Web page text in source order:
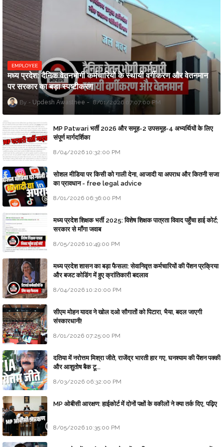
EMPLOYEE
मध्य प्रदेश: दैनिक वेतनभोगी कर्मचारियों के स्थायी वर्गीकरण और वेतनमान
पर सरकार का बड़ा स्पष्टीकरण
Updesh Awasthee 8/01/2026 07:07:00 PM
MP Patwari भर्ती 2026 और समूह-2 उपसमूह-4 अभ्यर्थियों के लिए
संपूर्ण मार्गदर्शिका
8/04/2026 10:32:00 PM
सोशल मीडिया पर किसी को गाली देना, आजादी या अपराध और कितनी सजा
का प्रावधान - free legal advice
8/01/2026 06:36:00 PM
मध्य प्रदेश शिक्षक भर्ती 2025: विशेष शिक्षक पात्रता विवाद पहुँचा हाई कोर्ट;
सरकार से माँगा जवाब
8/05/2026 10:49:00 PM
मध्य प्रदेश शासन का बड़ा फैसला: सेवानिवृत्त कर्मचारियों की पेंशन प्रक्रिया
और बजट कोडिंग में हुए क्रांतिकारी बदलाव
8/04/2026 10:20:00 PM
सीएम मोहन यादव ने खोल दओ सौगातों को पिटारा, भैया, बदल जाएगी
संस्कारधानी!
8/01/2026 07:25:00 PM
दतिया में नरोत्तम मिश्रा जीते, राजेंद्र भारती हार गए, घनश्याम की पेंशन पक्की
और आशुतोष बैक टू...
8/03/2026 06:32:00 PM
MP ओबीसी आरक्षण: हाईकोर्ट में दोनों पक्षों के वकीलों ने क्या तर्क दिए, पढ़िए
8/05/2026 10:35:00 PM